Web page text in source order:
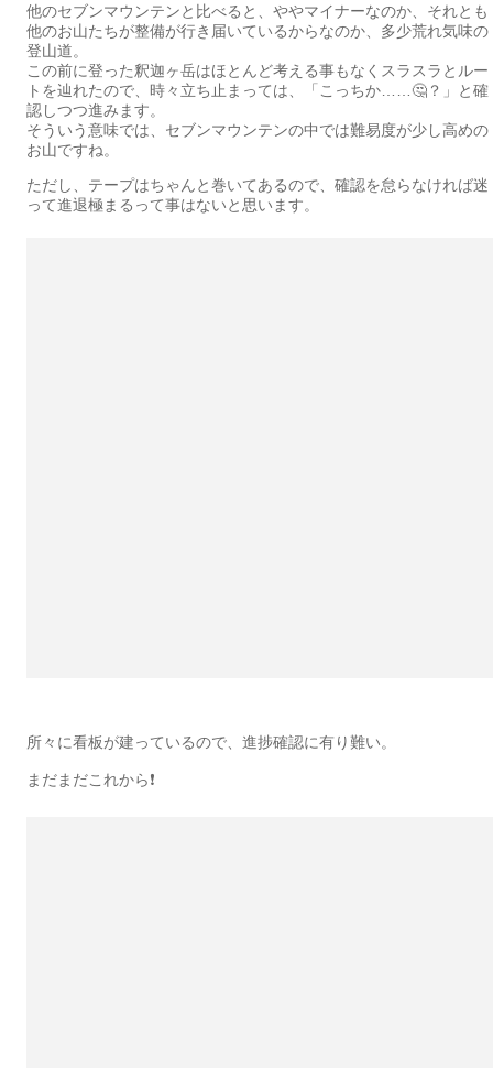
他のセブンマウンテンと比べると、ややマイナーなのか、それとも
他のお山たちが整備が行き届いているからなのか、多少荒れ気味の
登山道。
この前に登った釈迦ヶ岳はほとんど考える事もなくスラスラとルー
トを辿れたので、時々立ち止まっては、「こっちか……🤔？」と確
認しつつ進みます。
そういう意味では、セブンマウンテンの中では難易度が少し高めの
お山ですね。
ただし、テープはちゃんと巻いてあるので、確認を怠らなければ迷
って進退極まるって事はないと思います。
所々に看板が建っているので、進捗確認に有り難い。
まだまだこれから❗️